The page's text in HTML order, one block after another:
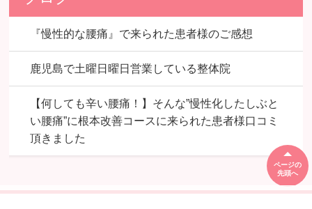
『慢性的な腰痛』で来られた患者様のご感想
鹿児島で土曜日曜日営業している整体院
【何しても辛い腰痛！】そんな”慢性化したしぶと
い腰痛”に根本改善コースに来られた患者様口コミ
頂きました
ページの
先頭へ